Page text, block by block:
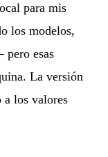
para mis
los modelos,
pero esas
La versión
a los valores